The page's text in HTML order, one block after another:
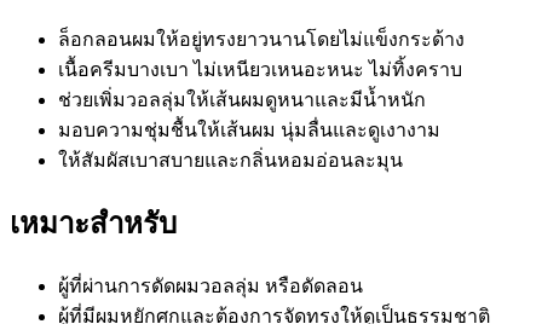
ล็อกลอนผมให้อยู่ทรงยาวนานโดยไม่แข็งกระด้าง
เนื้อครีมบางเบา ไม่เหนียวเหนอะหนะ ไม่ทิ้งคราบ
ช่วยเพิ่มวอลลุ่มให้เส้นผมดูหนาและมีน้ำหนัก
มอบความชุ่มชื้นให้เส้นผม นุ่มลื่นและดูเงางาม
ให้สัมผัสเบาสบายและกลิ่นหอมอ่อนละมุน
เหมาะสำหรับ
ผู้ที่ผ่านการดัดผมวอลลุ่ม หรือดัดลอน
ผู้ที่มีผมหยักศกและต้องการจัดทรงให้ดูเป็นธรรมชาติ